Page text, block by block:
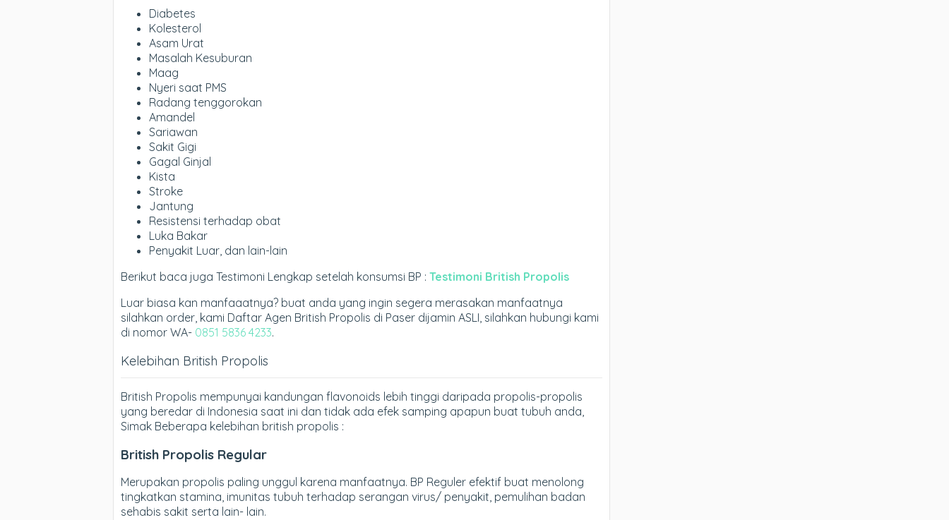
Diabetes
Kolesterol
Asam Urat
Masalah Kesuburan
Maag
Nyeri saat PMS
Radang tenggorokan
Amandel
Sariawan
Sakit Gigi
Gagal Ginjal
Kista
Stroke
Jantung
Resistensi terhadap obat
Luka Bakar
Penyakit Luar, dan lain-lain
Berikut baca juga Testimoni Lengkap setelah konsumsi BP : Testimoni British Propolis
Luar biasa kan manfaaatnya? buat anda yang ingin segera merasakan manfaatnya
silahkan order, kami Daftar Agen British Propolis di Paser dijamin ASLI, silahkan hubungi kami
di nomor WA- 0851 5836 4233.
Kelebihan British Propolis
British Propolis mempunyai kandungan flavonoids lebih tinggi daripada propolis-propolis
yang beredar di Indonesia saat ini dan tidak ada efek samping apapun buat tubuh anda,
Simak Beberapa kelebihan british propolis :
British Propolis Regular
Merupakan propolis paling unggul karena manfaatnya. BP Reguler efektif buat menolong
tingkatkan stamina, imunitas tubuh terhadap serangan virus/ penyakit, pemulihan badan
sehabis sakit serta lain- lain.